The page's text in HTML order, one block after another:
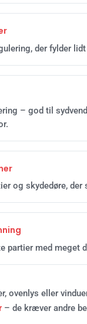
der fylder
– god til
og skydedøre, der
partier med meget
ovenlys eller
– de kræver andre